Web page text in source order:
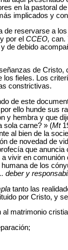
en la pastoral
implicados y
de reservarse a
por el CCEO, can.
de debido
de
los fieles. Los
constrictivas.
de este
ello hunde sus
y hembra y que
sola carne? » (Mt
al bien de la
de novedad de
que
vivir en
de los
deber y
tanto las
por Cristo, y
al matrimonio